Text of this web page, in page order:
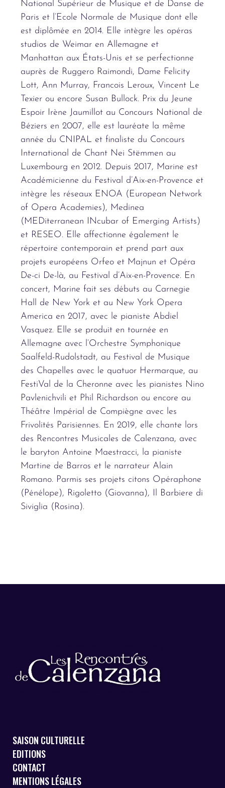
National Supérieur de Musique et de Danse de
Paris et l’Ecole Normale de Musique dont elle
est diplômée en 2014. Elle intègre les opéras
studios de Weimar en Allemagne et
Manhattan aux États-Unis et se perfectionne
auprès de Ruggero Raimondi, Dame Felicity
Lott, Ann Murray, Francois Leroux, Vincent Le
Texier ou encore Susan Bullock. Prix du Jeune
Espoir Irène Jaumillot au Concours National de
Béziers en 2007, elle est lauréate la même
année du CNIPAL et finaliste du Concours
International de Chant Nei Stëmmen au
Luxembourg en 2012. Depuis 2017, Marine est
Académicienne du Festival d’Aix-en-Provence et
intègre les réseaux ENOA (European Network
of Opera Academies), Medinea
(MEDiterranean INcubar of Emerging Artists)
et RESEO. Elle affectionne également le
répertoire contemporain et prend part aux
projets européens Orfeo et Majnun et Opéra
De-ci De-là, au Festival d’Aix-en-Provence. En
concert, Marine fait ses débuts au Carnegie
Hall de New York et au New York Opera
America en 2017, avec le pianiste Abdiel
Vasquez. Elle se produit en tournée en
Allemagne avec l’Orchestre Symphonique
Saalfeld-Rudolstadt, au Festival de Musique
des Chapelles avec le quatuor Hermarque, au
FestiVal de la Cheronne avec les pianistes Nino
Pavlenichvili et Phil Richardson ou encore au
Théâtre Impérial de Compiègne avec les
Frivolités Parisiennes. En 2019, elle chante lors
des Rencontres Musicales de Calenzana, avec
le baryton Antoine Maestracci, la pianiste
Martine de Barros et le narrateur Alain
Romano. Parmis ses projets citons Opéraphone
(Pénélope), Rigoletto (Giovanna), Il Barbiere di
Siviglia (Rosina).
SAISON CULTURELLE
EDITIONS
CONTACT
MENTIONS LÉGALES